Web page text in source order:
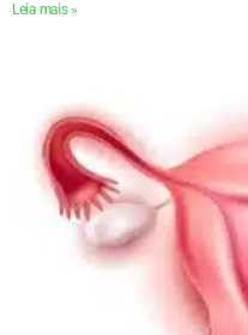
Leia mais »